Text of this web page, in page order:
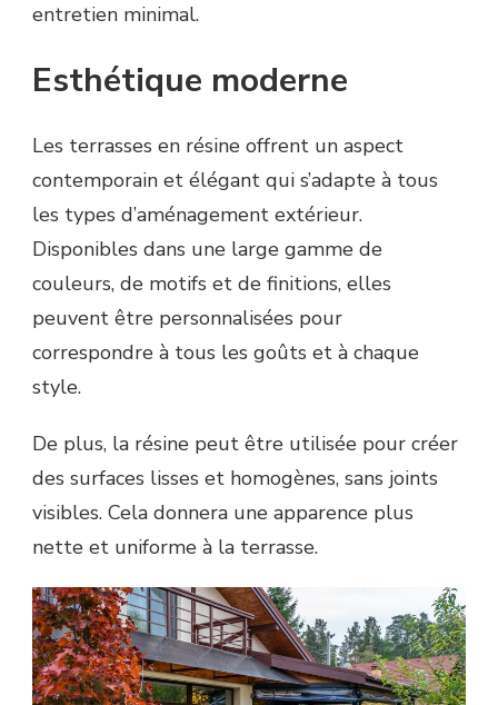
entretien minimal.
Esthétique moderne
Les terrasses en résine offrent un aspect
contemporain et élégant qui s’adapte à tous
les types d’aménagement extérieur.
Disponibles dans une large gamme de
couleurs, de motifs et de finitions, elles
peuvent être personnalisées pour
correspondre à tous les goûts et à chaque
style.
De plus, la résine peut être utilisée pour créer
des surfaces lisses et homogènes, sans joints
visibles. Cela donnera une apparence plus
nette et uniforme à la terrasse.